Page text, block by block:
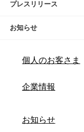
プレスリリース
お知らせ
個人のお客さま
企業情報
お知らせ